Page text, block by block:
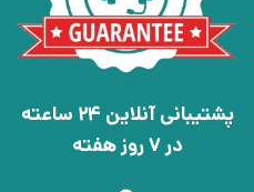
پشتیبانی آنلاین 24 ساعته
در 7 روز هفته